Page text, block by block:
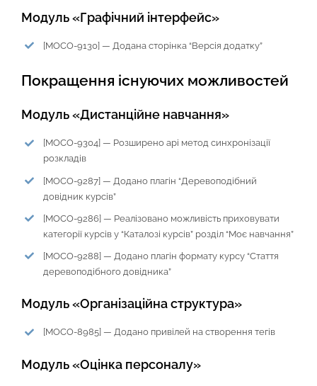
Модуль «Графічний інтерфейс»
[MOCO-9130] — Додана сторінка “Версія додатку”
Покращення існуючих можливостей
Модуль «Дистанційне навчання»
[MOCO-9304] — Розширено api метод синхронізації
розкладів
[MOCO-9287] — Додано плагін “Деревоподібний
довідник курсів”
[MOCO-9286] — Реалізовано можливість приховувати
категорії курсів у “Каталозі курсів” розділ “Моє навчання”
[MOCO-9288] — Додано плагін формату курсу “Стаття
деревоподібного довідника”
Модуль «Організаційна структура»
[MOCO-8985] —Додано привілей на створення тегів
Модуль «Оцінка персоналу»